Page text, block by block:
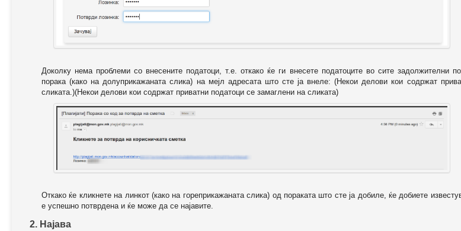
Доколку нема проблеми со внесените податоци, т.е. откако ќе ги внесете податоците во сите задолжителни
порака (како на долуприкажаната слика) на мејл адресата што сте ја внеле: (Некои делови кои содржат
сликата.)(Некои делови кои содржат приватни податоци се замаглени на сликата)
Откако ќе кликнете на линкот (како на гореприкажаната слика) од пораката што сте ја добиле, ќе добиете
е успешно потврдена и ќе може да се најавите.
2. Најава